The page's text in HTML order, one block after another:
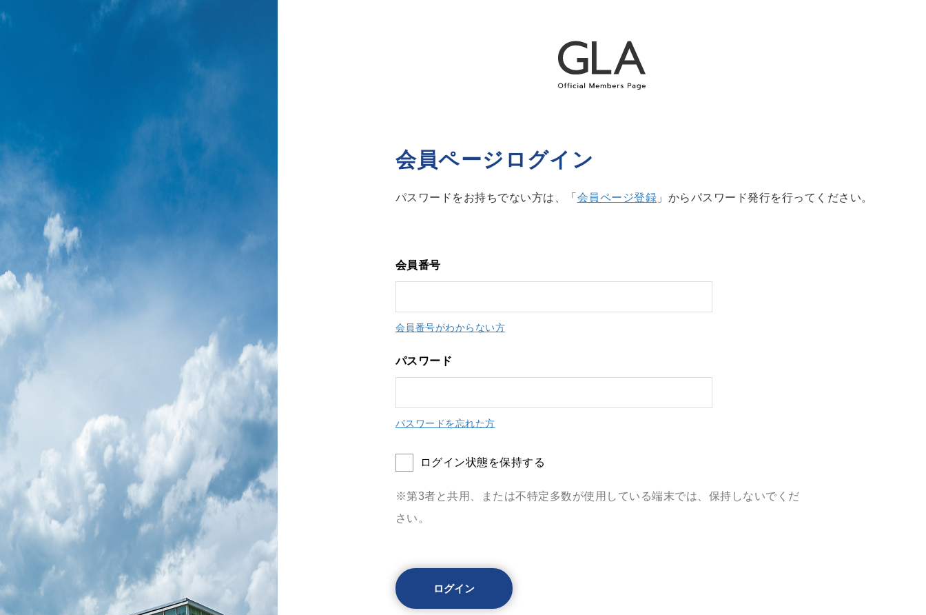
会員ページログイン
パスワードをお持ちでない方は、「 会員ページ登録 」からパスワード発行を行ってください。
会員番号
会員番号がわからない方
パスワード
パスワードを忘れた方
ログイン状態を保持する
※第3者と共用、または不特定多数が使用している端末では、保持しないでくだ
さい。